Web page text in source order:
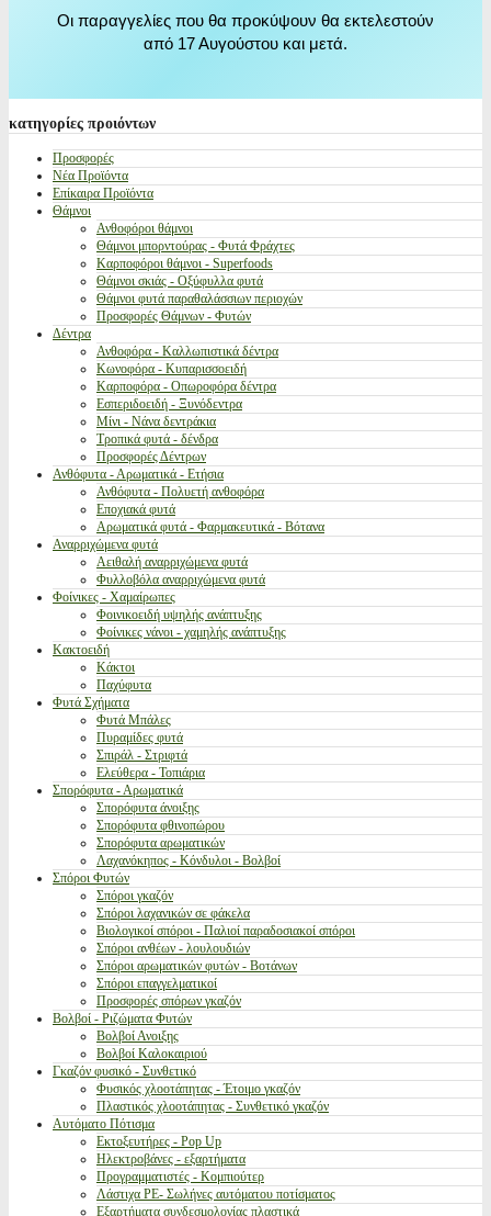
Οι παραγγελίες που θα προκύψουν θα εκτελεστούν
από 17 Αυγούστου και μετά.
κατηγορίες προιόντων
Προσφορές
Νέα Προϊόντα
Επίκαιρα Προϊόντα
Θάμνοι
Ανθοφόροι θάμνοι
Θάμνοι μπορντούρας - Φυτά Φράχτες
Καρποφόροι θάμνοι - Superfoods
Θάμνοι σκιάς - Οξύφυλλα φυτά
Θάμνοι φυτά παραθαλάσσιων περιοχών
Προσφορές Θάμνων - Φυτών
Δέντρα
Ανθοφόρα - Καλλωπιστικά δέντρα
Κωνοφόρα - Κυπαρισσοειδή
Καρποφόρα - Οπωροφόρα δέντρα
Εσπεριδοειδή - Ξυνόδεντρα
Μίνι - Νάνα δεντράκια
Τροπικά φυτά - δένδρα
Προσφορές Δέντρων
Ανθόφυτα - Αρωματικά - Ετήσια
Ανθόφυτα - Πολυετή ανθοφόρα
Εποχιακά φυτά
Αρωματικά φυτά - Φαρμακευτικά - Βότανα
Αναρριχώμενα φυτά
Αειθαλή αναρριχώμενα φυτά
Φυλλοβόλα αναρριχώμενα φυτά
Φοίνικες - Χαμαίρωπες
Φοινικοειδή υψηλής ανάπτυξης
Φοίνικες νάνοι - χαμηλής ανάπτυξης
Κακτοειδή
Κάκτοι
Παχύφυτα
Φυτά Σχήματα
Φυτά Μπάλες
Πυραμίδες φυτά
Σπιράλ - Στριφτά
Ελεύθερα - Τοπιάρια
Σπορόφυτα - Αρωματικά
Σπορόφυτα άνοιξης
Σπορόφυτα φθινοπώρου
Σπορόφυτα αρωματικών
Λαχανόκηπος - Κόνδυλοι - Βολβοί
Σπόροι Φυτών
Σπόροι γκαζόν
Σπόροι λαχανικών σε φάκελα
Βιολογικοί σπόροι - Παλιοί παραδοσιακοί σπόροι
Σπόροι ανθέων - λουλουδιών
Σπόροι αρωματικών φυτών - Βοτάνων
Σπόροι επαγγελματικοί
Προσφορές σπόρων γκαζόν
Βολβοί - Ριζώματα Φυτών
Βολβοί Ανοιξης
Βολβοί Καλοκαιριού
Γκαζόν φυσικό - Συνθετικό
Φυσικός χλοοτάπητας - Έτοιμο γκαζόν
Πλαστικός χλοοτάπητας - Συνθετικό γκαζόν
Αυτόματο Πότισμα
Εκτοξευτήρες - Pop Up
Ηλεκτροβάνες - εξαρτήματα
Προγραμματιστές - Κομπιούτερ
Λάστιχα PE- Σωλήνες αυτόματου ποτίσματος
Εξαρτήματα συνδεσμολογίας πλαστικά